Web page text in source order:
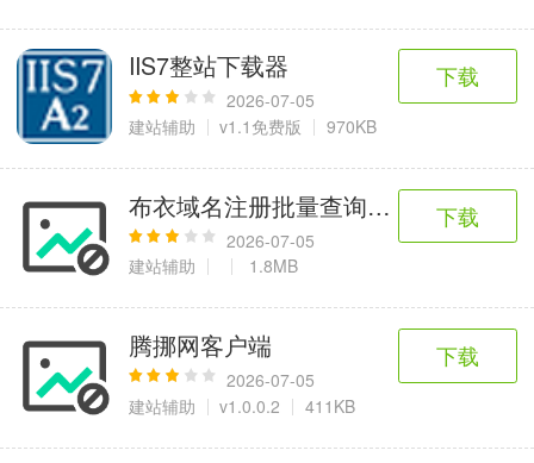
IIS7整站下载器
2026-07-05
建站辅助
v1.1免费版 970KB
下载
布衣域名注册批量查询助手
2026-07-05
建站辅助
1.8MB
下载
腾挪网客户端
2026-07-05
建站辅助
v1.0.0.2 411KB
下载